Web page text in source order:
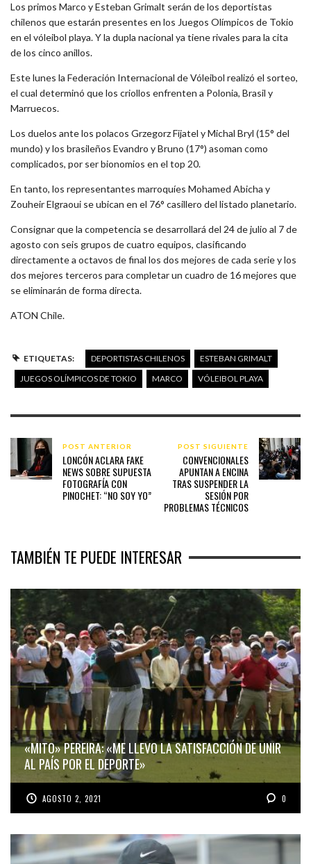
Los primos Marco y Esteban Grimalt serán de los deportistas
chilenos que estarán presentes en los Juegos Olímpicos de Tokio
en el vóleibol playa. Y la dupla nacional ya tiene rivales para la cita
de los cinco anillos.
Este lunes la Federación Internacional de Vóleibol realizó el sorteo,
el cual determinó que los criollos enfrenten a Polonia, Brasil y
Marruecos.
Los duelos ante los polacos Grzegorz Fijatel y Michal Bryl (15° del
mundo) y los brasileños Evandro y Bruno (17°) asoman como
complicados, por ser bionomios en el top 20.
En tanto, los representantes marroquíes Mohamed Abicha y
Zouheir Elgraoui se ubican en el 76° casillero del listado planetario.
Consignar que la competencia se desarrollará del 24 de julio al 7 de
agosto con seis grupos de cuatro equipos, clasificando
directamente a octavos de final los dos mejores de cada serie y los
dos mejores terceros para completar un cuadro de 16 mejores que
se eliminarán de forma directa.
ATON Chile.
ETIQUETAS: DEPORTISTAS CHILENOS
ESTEBAN GRIMALT
JUEGOS OLÍMPICOS DE TOKIO
MARCO VÓLEIBOL PLAYA
POST ANTERIOR
LONCÓN ACLARA FAKE
NEWS SOBRE SUPUESTA
FOTOGRAFÍA CON
PINOCHET: “NO SOY YO”
POST SIGUIENTE
CONVENCIONALES
APUNTAN A ENCINA
TRAS SUSPENDER LA
SESIÓN POR
PROBLEMAS TÉCNICOS
TAMBIÉN TE PUEDE INTERESAR
«MITO» PEREIRA: «ME LLEVO LA SATISFACCIÓN DE UNIR
AL PAÍS POR EL DEPORTE»
AGOSTO 2, 2021 0